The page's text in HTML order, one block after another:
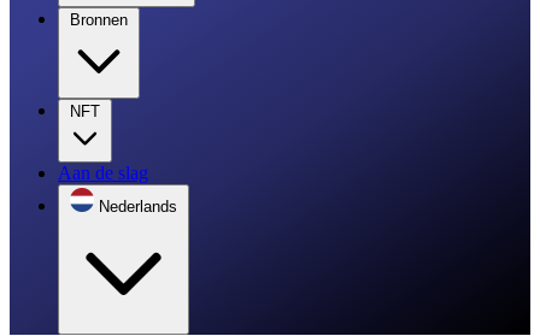
Bronnen
NFT
Aan de slag
Nederlands